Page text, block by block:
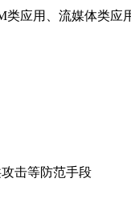
应用、流媒体类
击等防范手段